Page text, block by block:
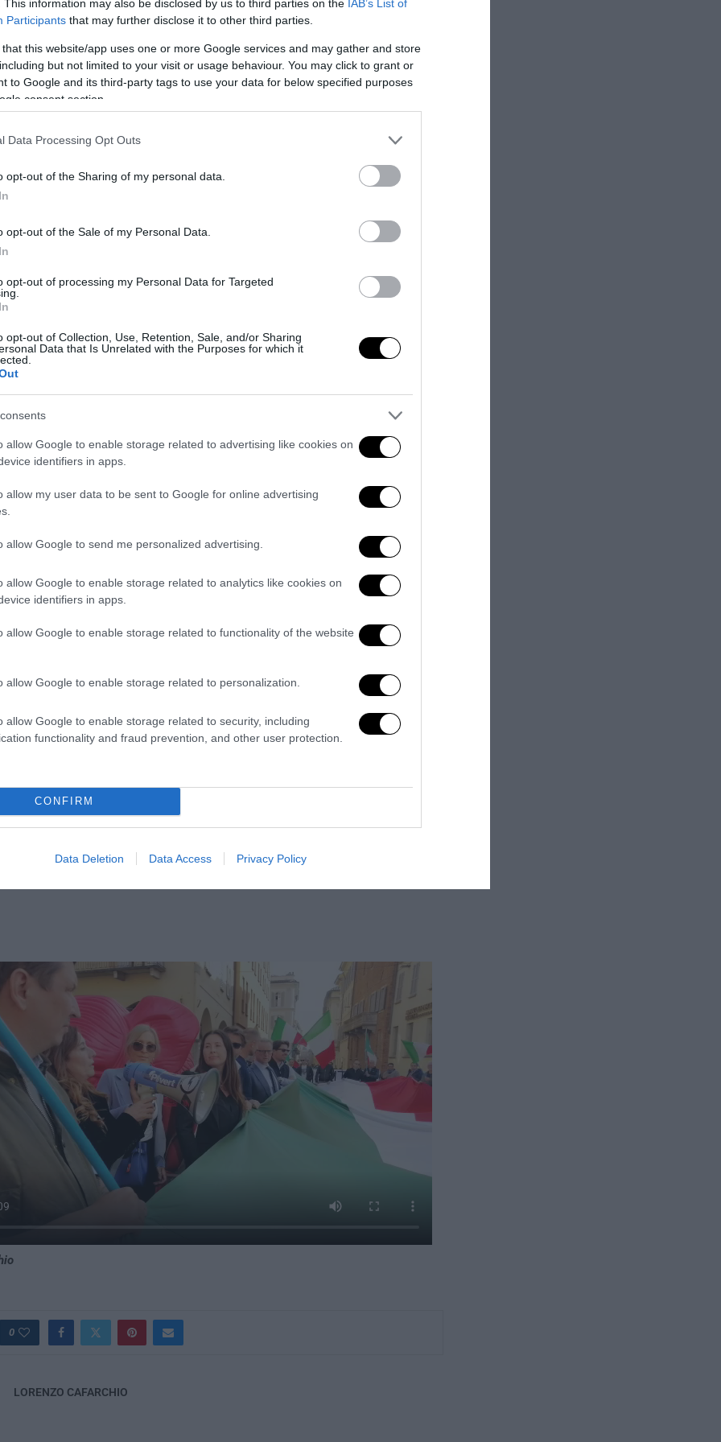
This information may also be disclosed by us to third parties on the IAB’s List of
Participants that may further disclose it to other third parties.
that this website/app uses one or more Google services and may gather and store
but not limited to your visit or usage behaviour. You may click to grant or
to Google and its third-party tags to use your data for below specified purposes
consent section.
Data Processing Opt Outs
opt-out of the Sharing of my personal data.
opt-out of the Sale of my Personal Data.
opt-out of processing my Personal Data for Targeted
opt-out of Collection, Use, Retention, Sale, and/or Sharing
Data that Is Unrelated with the Purposes for which it
allow Google to enable storage related to advertising like cookies on
identifiers in apps.
allow my user data to be sent to Google for online advertising
allow Google to send me personalized advertising.
allow Google to enable storage related to analytics like cookies on
identifiers in apps.
allow Google to enable storage related to functionality of the website
allow Google to enable storage related to personalization.
allow Google to enable storage related to security, including
functionality and fraud prevention, and other user protection.
CONFIRM
Data Deletion Data Access Privacy Policy
e ben pagato, di difesa dei confini e difesa dei diritti sociali. Non può esserci
spiegato anche la decisione di CasaPound di scendere in piazza insieme a Fratelli
passeggiato per Strada Nuova sotto il simbolo del tricolore affermando che ci
non si arrendono. Lottiamo per un’Italia forte e giusta capace di ridare voce e
per poi spostarsi in Piazza Italia estringersi attorno al ricordo della martire
dal Comitato 10 febbraio.
0
LORENZO CAFARCHIO